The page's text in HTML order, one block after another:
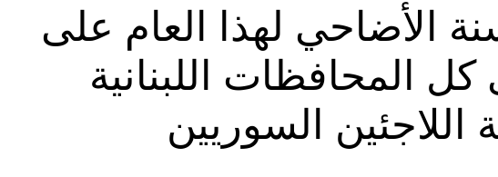
الأضاحي لهذا العام على
المحافظات اللبنانية
اللاجئين السوريين